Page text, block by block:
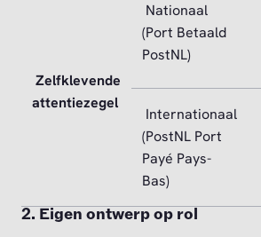
Zelfklevende
attentiezegel
Nationaal
(Port Betaald
PostNL)
Internationaal
(PostNL Port
Payé Pays-
Bas)
2. Eigen ontwerp op rol